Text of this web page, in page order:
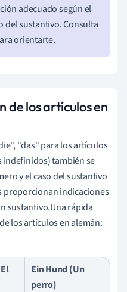
adecuado según el
del sustantivo. Consulta
orientarte.
de los artículos en
"das" para los artículos
también se
y el caso del sustantivo
proporcionan indicaciones
sustantivo.Una rápida
los artículos en alemán:
Ein Hund (Un
perro)